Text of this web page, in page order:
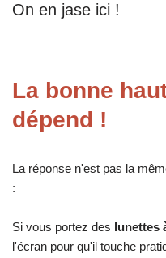
On en jase ici !
La bonne
dépend !
La réponse n'est pas la
:
Si vous portez des lunettes
l'écran pour qu'il touche